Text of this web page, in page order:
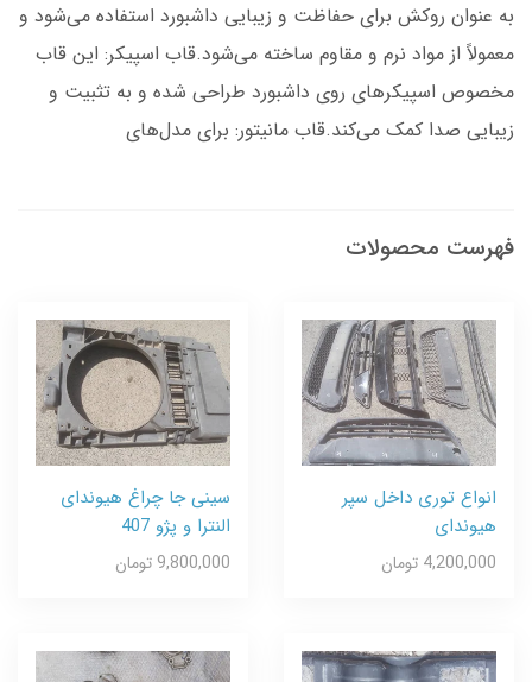
به عنوان روکش برای حفاظت و زیبایی داشبورد استفاده می‌شود و
معمولاً از مواد نرم و مقاوم ساخته می‌شود.قاب اسپیکر: این قاب
مخصوص اسپیکرهای روی داشبورد طراحی شده و به تثبیت و
زیبایی صدا کمک می‌کند.قاب مانیتور: برای مدل‌های
فهرست محصولات
انواع توری داخل سپر
هیوندای
4,200,000 تومان
سینی جا چراغ هیوندای
النترا و پژو 407
9,800,000 تومان